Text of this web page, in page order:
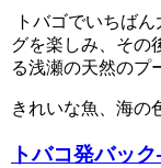
トバゴでいちば
グを楽しみ、その
る浅瀬の天然のプ
きれいな魚、海の
トバコ発バッ